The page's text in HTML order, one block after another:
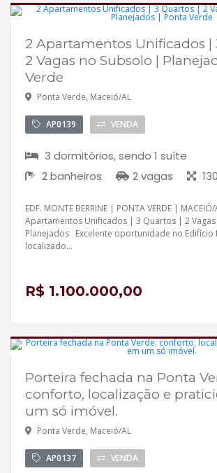
2 Apartamentos Unificados |
2 Vagas no Subsolo |
Verde
Ponta Verde, Maceió/AL
AP0139 VENDA
3 dormitórios, sendo 1 suíte
2 banheiros
2 vagas
EDF. MONTE BERRINE | PONTA VERDE |
Apartamentos Unificados | 3 Quartos | 2
Planejados Excelente oportunidade no Edifício
localizado...
R$ 1.100.000,00
Porteira fechada na Ponta
conforto, localização e
um só imóvel.
Ponta Verde, Maceió/AL
AP0137 VENDA